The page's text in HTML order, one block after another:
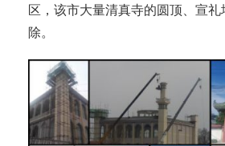
区，该市大量清真寺的圆顶、宣
除。